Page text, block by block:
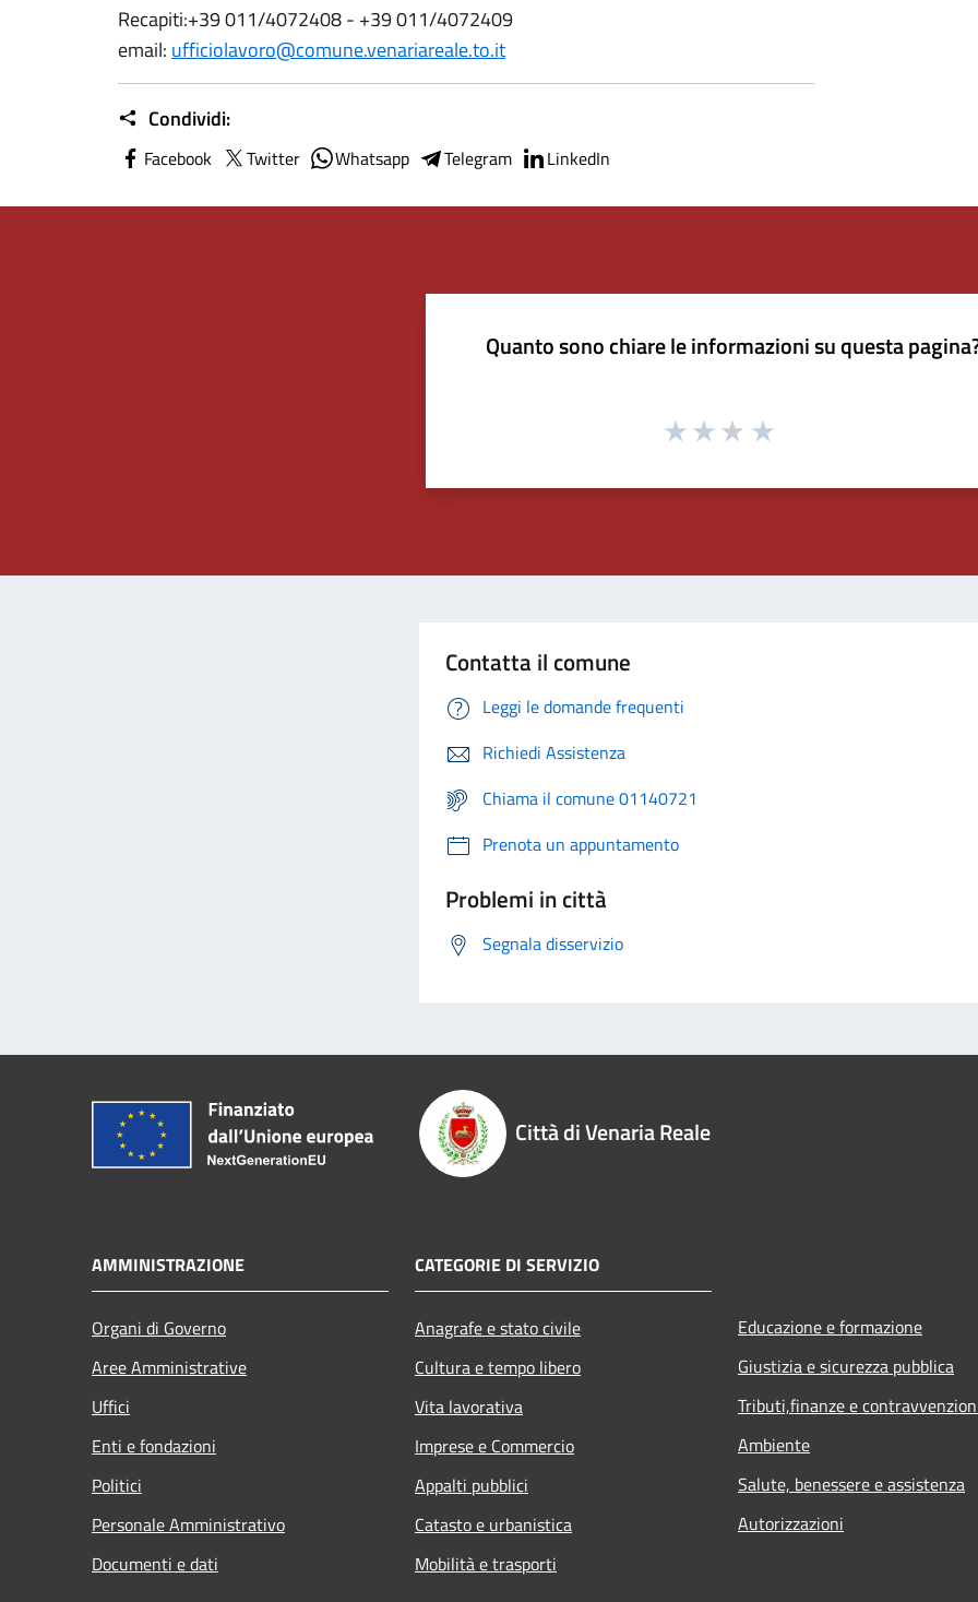
Recapiti:+39 011/4072408 - +39 011/4072409
email: ufficiolavoro@comune.venariareale.to.it
Condividi:
Facebook Twitter Whatsapp Telegram LinkedIn
Quanto sono chiare le informazioni su questa
Contatta il comune
Leggi le domande frequenti
Richiedi Assistenza
Chiama il comune 01140721
Prenota un appuntamento
Problemi in città
Segnala disservizio
Città di Venaria Reale
AMMINISTRAZIONE
Organi di Governo
Aree Amministrative
Uffici
Enti e fondazioni
Politici
Personale Amministrativo
Documenti e dati
CATEGORIE DI SERVIZIO
Anagrafe e stato civile
Cultura e tempo libero
Vita lavorativa
Imprese e Commercio
Appalti pubblici
Catasto e urbanistica
Mobilità e trasporti
Educazione e formazione
Giustizia e sicurezza pubblica
Tributi,finanze e
Ambiente
Salute, benessere e assistenza
Autorizzazioni